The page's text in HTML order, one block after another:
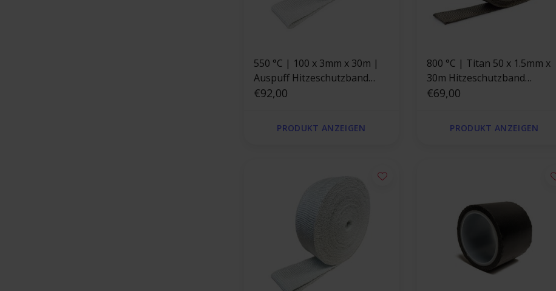
550 °C | 100 x 3mm x 30m |
Auspuff Hitzeschutzband
Keramik - Glasfaserverstärkt
€92,00
PRODUKT ANZEIGEN
800 °C | Titan 50 x 1.5mm x
30m Hitzeschutzband
Basaltfaser Thermoband
€69,00
PRODUKT ANZEIGEN